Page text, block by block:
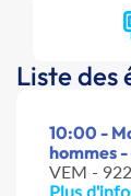
Liste des
10:00 -
hommes -
VEM -
Plus